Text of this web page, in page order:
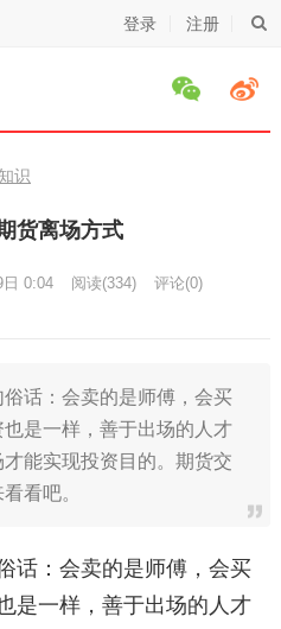
登录 注册
识
货离场方式
日 0:04 阅读(334) 评论(0)
话：会卖的是师傅，会买
是一样，善于出场的人才
能实现投资目的。期货交
看吧。
：会卖的是师傅，会买
是一样，善于出场的人才